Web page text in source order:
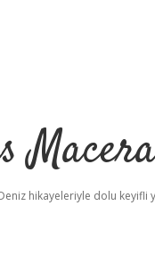
hikayeleriyle dolu keyifli